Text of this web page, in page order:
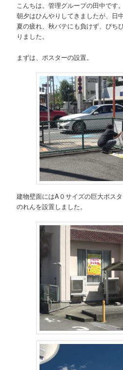
こんちは。管理グループの田中です。
朝夕はひんやりしてきましたが、日
夏の疲れ、秋バテにも負けず、ぴち
りました。
まずは、ポスターの設置。
建物壁面にはA０サイズの巨大ポス
のれんを設置しました。